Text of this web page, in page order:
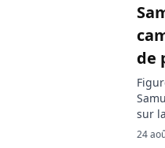
de
sur
24